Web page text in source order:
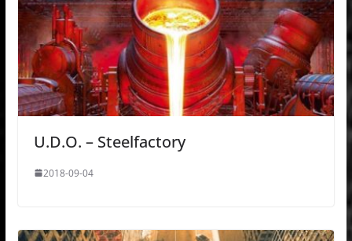
U.D.O. – Steelfactory
2018-09-04